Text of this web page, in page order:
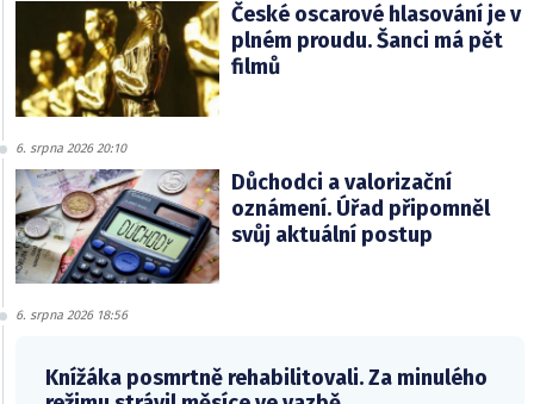
České oscarové hlasování je v
plném proudu. Šanci má pět
filmů
6. srpna 2026 20:10
Důchodci a valorizační
oznámení. Úřad připomněl
svůj aktuální postup
6. srpna 2026 18:56
Knížáka posmrtně rehabilitovali. Za minulého